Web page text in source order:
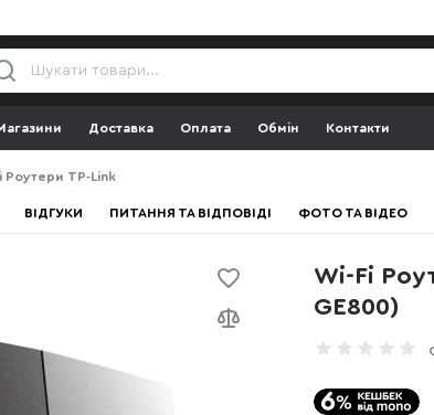
Доставка Оплата Обмін Контакти
Роутери TP-Link
ВІДГУКИ ПИТАННЯ ТА ВІДПОВІДІ ФОТО ТА ВІДЕО
Wi-Fi
GE800)